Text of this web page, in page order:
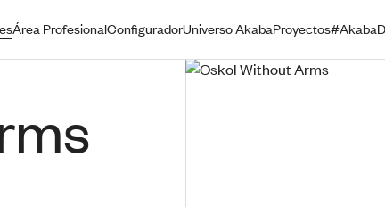
Área ProfesionalConfiguradorUniverso AkabaProyectos